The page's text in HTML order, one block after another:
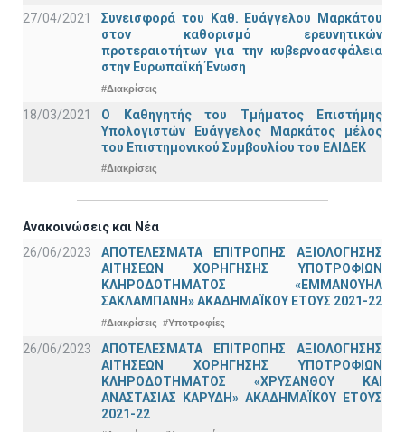
27/04/2021
Συνεισφορά του Καθ. Ευάγγελου Μαρκάτου
στον καθορισμό ερευνητικών
προτεραιοτήτων για την κυβερνοασφάλεια
στην Ευρωπαϊκή Ένωση
#Διακρίσεις
18/03/2021
Ο Καθηγητής του Τμήματος Επιστήμης
Υπολογιστών Ευάγγελος Μαρκάτος μέλος
του Επιστημονικού Συμβουλίου του ΕΛΙΔΕΚ
#Διακρίσεις
Ανακοινώσεις και Νέα
26/06/2023
ΑΠΟΤΕΛΕΣΜΑΤΑ ΕΠΙΤΡΟΠΗΣ ΑΞΙΟΛΟΓΗΣΗΣ
ΑΙΤΗΣΕΩΝ ΧΟΡΗΓΗΣΗΣ ΥΠΟΤΡΟΦΙΩΝ
ΚΛΗΡΟΔΟΤΗΜΑΤΟΣ «ΕΜΜΑΝΟΥΗΛ
ΣΑΚΛΑΜΠΑΝΗ» ΑΚΑΔΗΜΑΪΚΟΥ ΕΤΟΥΣ 2021-22
#Διακρίσεις #Υποτροφίες
26/06/2023
ΑΠΟΤΕΛΕΣΜΑΤΑ ΕΠΙΤΡΟΠΗΣ ΑΞΙΟΛΟΓΗΣΗΣ
ΑΙΤΗΣΕΩΝ ΧΟΡΗΓΗΣΗΣ ΥΠΟΤΡΟΦΙΩΝ
ΚΛΗΡΟΔΟΤΗΜΑΤΟΣ «ΧΡΥΣΑΝΘΟΥ ΚΑΙ
ΑΝΑΣΤΑΣΙΑΣ ΚΑΡΥΔΗ» ΑΚΑΔΗΜΑΪΚΟΥ ΕΤΟΥΣ
2021-22